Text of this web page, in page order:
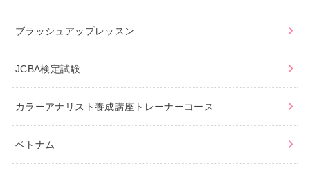
ブラッシュアップレッスン
JCBA検定試験
カラーアナリスト養成講座トレーナーコース
ベトナム